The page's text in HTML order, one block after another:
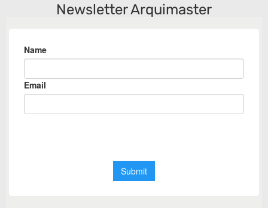
Newsletter Arquimaster